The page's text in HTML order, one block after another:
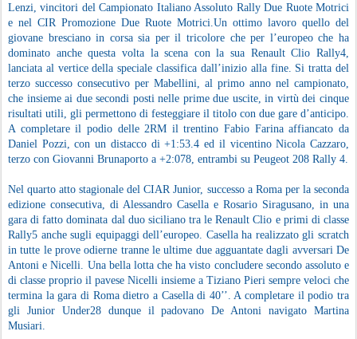
Lenzi, vincitori del Campionato Italiano Assoluto Rally Due Ruote Motrici
e nel CIR Promozione Due Ruote Motrici.Un ottimo lavoro quello del
giovane bresciano in corsa sia per il tricolore che per l’europeo che ha
dominato anche questa volta la scena con la sua Renault Clio Rally4,
lanciata al vertice della speciale classifica dall’inizio alla fine. Si tratta del
terzo successo consecutivo per Mabellini, al primo anno nel campionato,
che insieme ai due secondi posti nelle prime due uscite, in virtù dei cinque
risultati utili, gli permettono di festeggiare il titolo con due gare d’anticipo.
A completare il podio delle 2RM il trentino Fabio Farina affiancato da
Daniel Pozzi, con un distacco di +1:53.4 ed il vicentino Nicola Cazzaro,
terzo con Giovanni Brunaporto a +2:078, entrambi su Peugeot 208 Rally 4.
Nel quarto atto stagionale del CIAR Junior, successo a Roma per la seconda
edizione consecutiva, di Alessandro Casella e Rosario Siragusano, in una
gara di fatto dominata dal duo siciliano tra le Renault Clio e primi di classe
Rally5 anche sugli equipaggi dell’europeo. Casella ha realizzato gli scratch
in tutte le prove odierne tranne le ultime due agguantate dagli avversari De
Antoni e Nicelli. Una bella lotta che ha visto concludere secondo assoluto e
di classe proprio il pavese Nicelli insieme a Tiziano Pieri sempre veloci che
termina la gara di Roma dietro a Casella di 40’’. A completare il podio tra
gli Junior Under28 dunque il padovano De Antoni navigato Martina
Musiari.